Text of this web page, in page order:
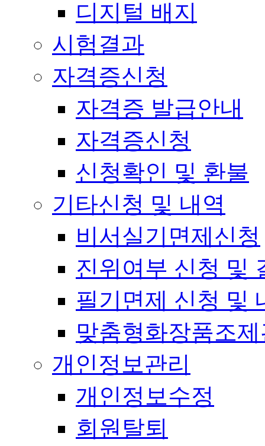
디지털 배지
시험결과
자격증신청
자격증 발급안내
자격증신청
신청확인 및 환불
기타신청 및 내역
비서실기면제신청
진위여부 신청 및
필기면제 신청 및
맞춤형화장품조
개인정보관리
개인정보수정
회원탈퇴